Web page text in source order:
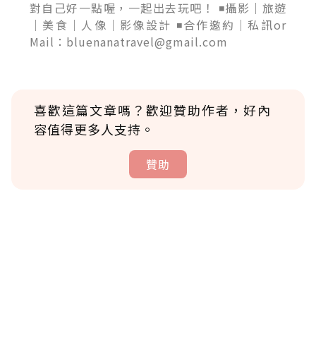
對自己好一點喔，一起出去玩吧！ ◾攝影｜旅遊
｜美食｜人像｜影像設計 ◾合作邀約｜私訊or
Mail：bluenanatravel@gmail.com
喜歡這篇文章嗎？歡迎贊助作者，好內
容值得更多人支持。
贊助